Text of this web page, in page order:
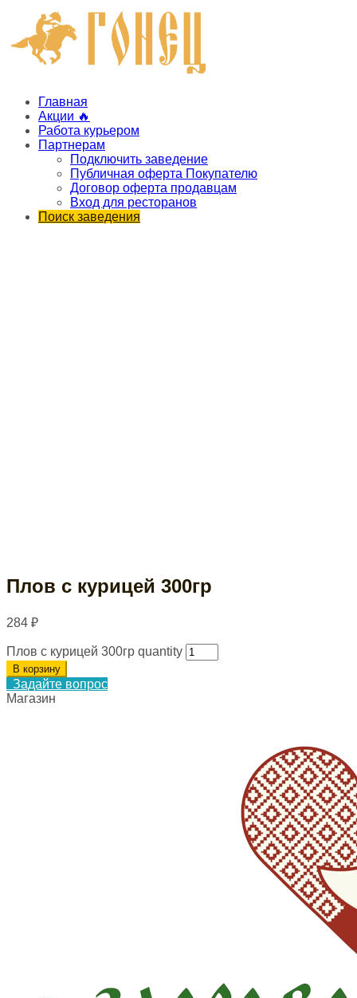
Главная
Акции 🔥
Работа курьером
Партнерам
Подключить заведение
Публичная оферта Покупателю
Договор оферта продавцам
Вход для ресторанов
Поиск заведения
Плов с курицей 300гр
284 ₽
Плов с курицей 300гр quantity
В корзину
Задайте вопрос
Магазин